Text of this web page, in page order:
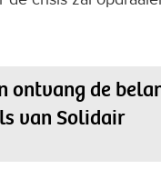
ontvang de
van Solidair